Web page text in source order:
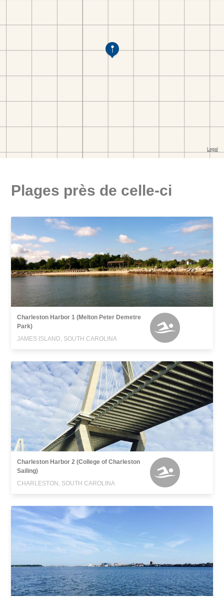
Plages près de celle-ci
Charleston Harbor 1 (Melton Peter Demetre
Park)
JAMES ISLAND, SOUTH CAROLINA
Charleston Harbor 2 (College of Charleston
Sailing)
CHARLESTON, SOUTH CAROLINA